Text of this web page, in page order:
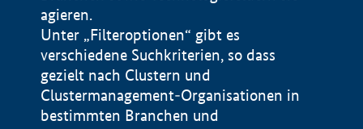
agieren.
Unter „Filteroptionen“ gibt es
verschiedene Suchkriterien, so dass
gezielt nach Clustern und
Clustermanagement-Organisationen in
bestimmten Branchen und
Impressum
Datenschutzerklärung
BMWE, 2026 ©
100 km © Geobasis-DE / BKG 2015